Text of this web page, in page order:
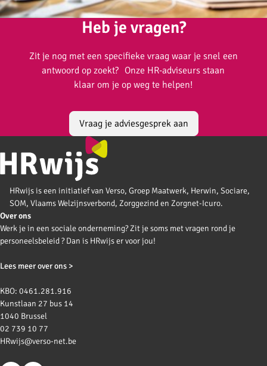
Heb je vragen?
Zit je nog met een specifieke vraag waar je snel een
antwoord op zoekt? Onze HR-adviseurs staan
klaar om je op weg te helpen!
Vraag je adviesgesprek aan
HRwijs is een initiatief van Verso, Groep Maatwerk, Herwin, Sociare,
SOM, Vlaams Welzijnsverbond, Zorggezind en Zorgnet-Icuro.
Over ons
Werk je in een sociale onderneming? Zit je soms met vragen rond je
personeelsbeleid ? Dan is HRwijs er voor jou!
Lees meer over ons >
KBO: 0461.281.916
Kunstlaan 27 bus 14
1040 Brussel
02 739 10 77
HRwijs@verso-net.be